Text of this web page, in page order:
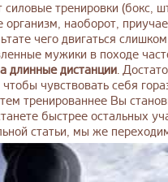
тренировки (бокс,
организм, наоборот,
чего двигаться
мужики в походе
длинные дистанции.
чувствовать себя
тренированнее Вы
быстрее остальных
статьи, мы же